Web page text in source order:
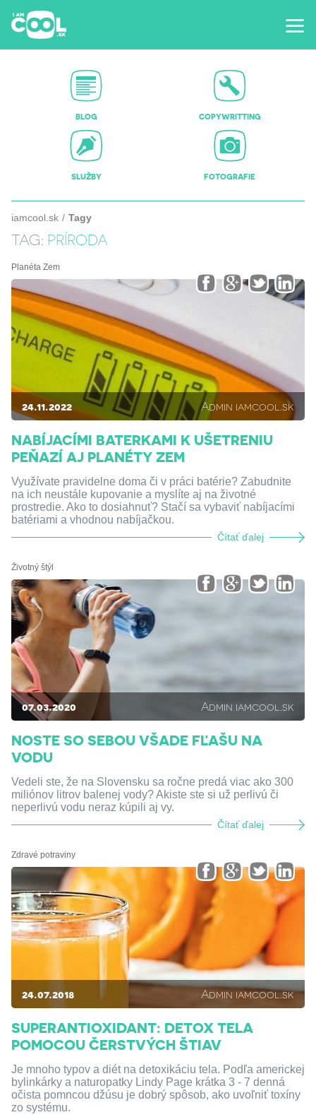
BLOG COPYWRITTING
SLUŽBY FOTOGRAFIE
iamcool.sk Tagy
TAG: PRÍRODA
Planéta Zem
24.11.2022 Admin iamcool.sk
NABÍJACÍMI BATERKAMI K UŠETRENIU
PEŇAZÍ AJ PLANÉTY ZEM
Využívate pravidelne doma či v práci batérie? Zabudnite
na ich neustále kupovanie a myslíte aj na životné
prostredie. Ako to dosiahnuť? Stačí sa vybaviť nabíjacími
batériami a vhodnou nabíjačkou.
Čítať ďalej
Životný štýl
07.03.2020 Admin iamcool.sk
NOSTE SO SEBOU VŠADE FĽAŠU NA
VODU
Vedeli ste, že na Slovensku sa ročne predá viac ako 300
miliónov litrov balenej vody? Akiste ste si už perlivú či
neperlivú vodu neraz kúpili aj vy.
Čítať ďalej
Zdravé potraviny
24.07.2018 Admin iamcool.sk
SUPERANTIOXIDANT: DETOX TELA
POMOCOU ČERSTVÝCH ŠTIAV
Je mnoho typov a diét na detoxikáciu tela. Podľa americkej
bylinkárky a naturopatky Lindy Page krátka 3 - 7 denná
očista pomncou džúsu je dobrý spôsob, ako uvoľniť toxíny
zo systému.